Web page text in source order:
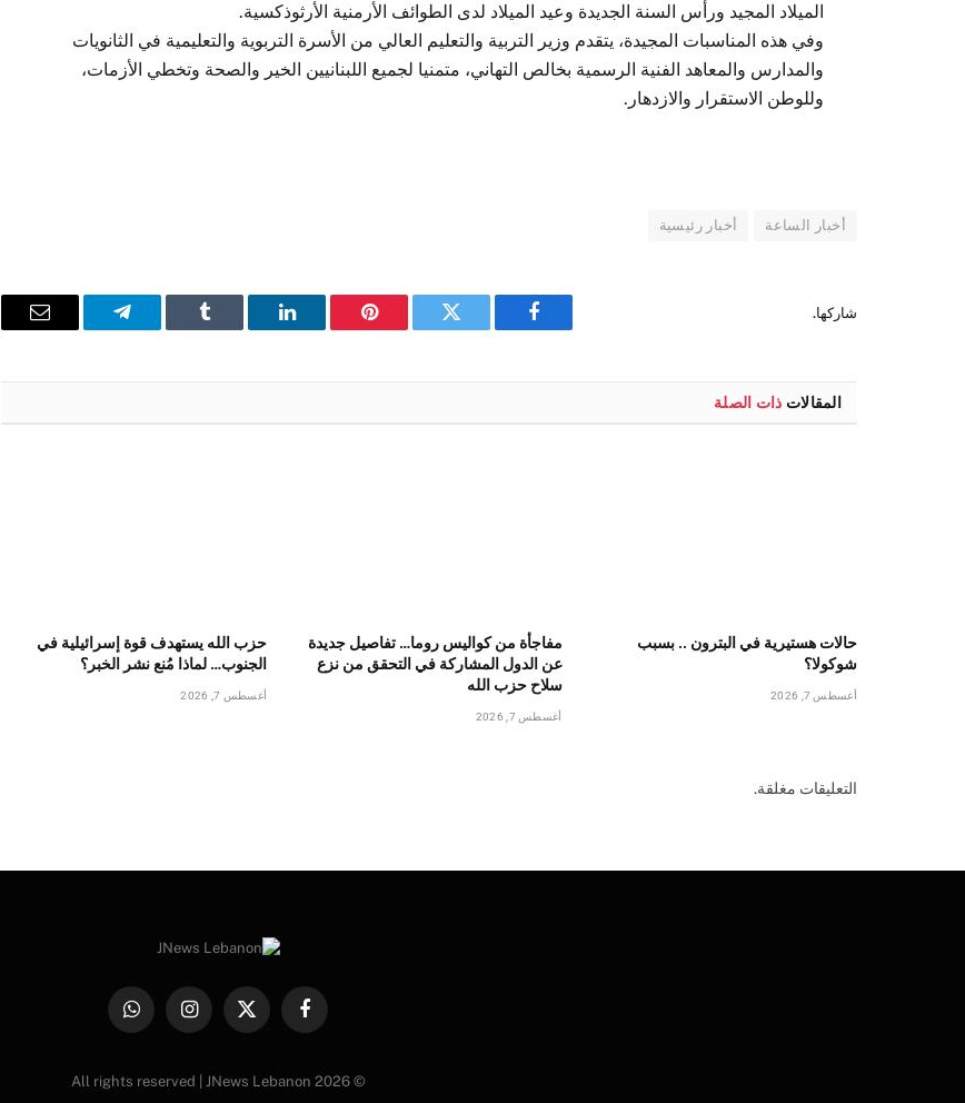
الميلاد المجيد ورأس السنة الجديدة وعيد الميلاد لدى الطوائف الأرمنية الأرثوذكسية.
وفي هذه المناسبات المجيدة، يتقدم وزير التربية والتعليم العالي من الأسرة التربوية والتعليمية في الثانويات
والمدارس والمعاهد الفنية الرسمية بخالص التهاني، متمنيا لجميع اللبنانيين الخير والصحة وتخطي الأزمات،
وللوطن الاستقرار والازدهار.
أخبار الساعة أخبار رئيسية
شاركها.
فيسبوك تويتر بينتيريستلينكدإن Tumblr تيلقرام
البريد
المقالات ذات الصلة
حالات هستيرية في البترون .. بسبب
شوكولا؟
أغسطس 7, 2026
مفاجأة من كواليس روما… تفاصيل جديدة
عن الدول المشاركة في التحقق من نزع
سلاح حزب الله
أغسطس 7, 2026
حزب الله يستهدف قوة إسرائيلية في
الجنوب… لماذا مُنع نشر الخبر؟
أغسطس 7, 2026
التعليقات مغلقة.
فيسبوك
X
الانستغرامواتساب
© 2026 All rights reserved | JNews Lebanon